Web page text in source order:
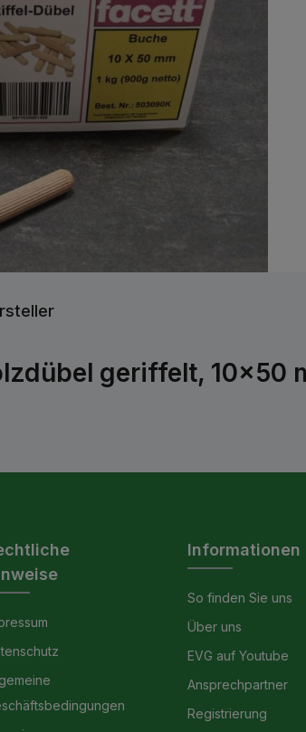
geriffelt, 10x50
Informationen
So finden Sie uns
Über uns
EVG auf Youtube
Ansprechpartner
Registrierung